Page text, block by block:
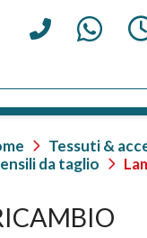
Tessuti &
da taglio